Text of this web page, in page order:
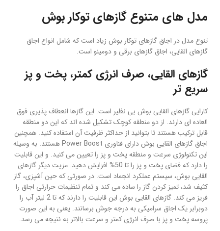
مدل های متنوع گازهای توکار بوش
تنوع مدل در اجاق گازهای توکار بوش زیاد است که شامل انواع اجاق
گازهای القایی، اجاق گازهای برقی و دومینو است.
گازهای القایی، صرف انرژی کمتر، پخت و پز
سریع تر
کارایی گازهای القایی بوش بی نظیر است. این گازها انعطاف پذیری فوق
العاده ای دارند. از دو منطقه کوچک تشکیل شده اند که این دو منطقه
قابل ترکیب هستند تا بتوانید از حداکثر ظرفیت آن استفاده کنید. همچنین
اجاق گازهای القایی بوش دارای فناوری Power Boost هستند. به وسیله
این تکنولوژی سرعت و منطقه پخت و پز را تعیین می کنید. و این قابلیت
را دارد که فضای پخت و پز را تا 50% افزایش دهید. مزیت دیگر گازهای
القایی بوش، سیستم عملکرد انجماد است. در صورتی که حین آشپزی، گاز
کثیف شد، تمیز کردن گاز را ساده می کند و تمام تنظیمات حرارتی اجاق را
فریز می کند. گازهای القایی بوش این قابلیت را دارند که تا 2 لیتر آب را
دوبرابر یک اجاق سرامیکی به درجه جوش برسانند. یعنی به این صورت
پروسه پخت و پز با صرف انرژی کمتر و سرعت بالاتر به نتیجه می رسد.